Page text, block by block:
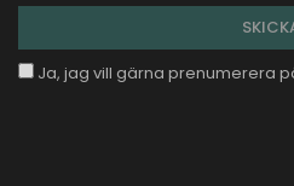
Ja, jag vill gärna prenumerera